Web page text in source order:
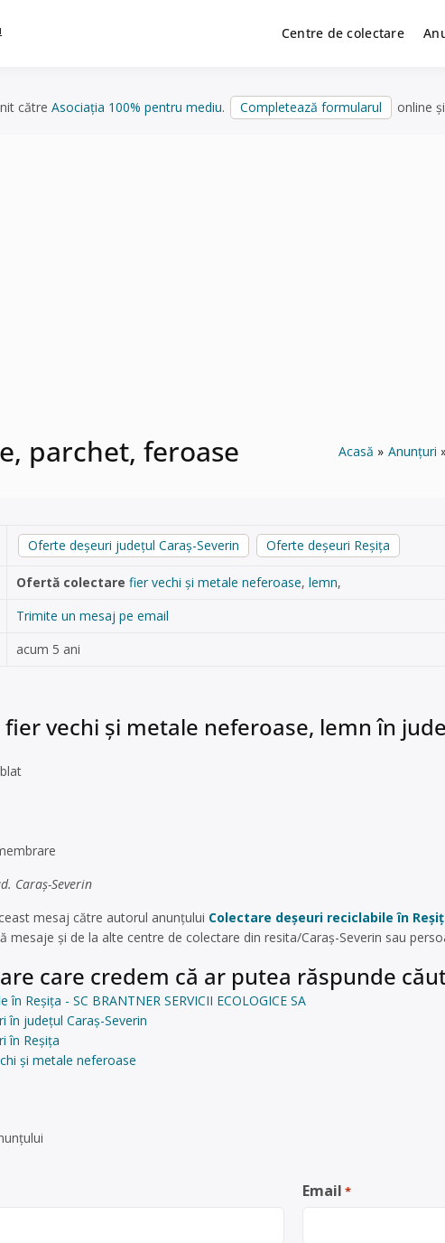
Centre de colectare
către Asociația 100% pentru mediu. Completează formularul online
parchet, feroase Acasă Anunțuri
Oferte deșeuri județul Caraș-Severin Oferte deșeuri Reșița
Ofertă colectare fier vechi și metale neferoase, lemn,
Trimite un mesaj pe email
acum 5 ani
vechi și metale neferoase, lemn în
Caraș-Severin
mesaj către autorul anunțului Colectare deșeuri reciclabile în Reșița
mesaje și de la alte centre de colectare din resita/Caraș-Severin sau
care credem că ar putea răspunde
Reșița - SC BRANTNER SERVICII ECOLOGICE SA
în județul Caraș-Severin
în Reșița
și metale neferoase
Email *